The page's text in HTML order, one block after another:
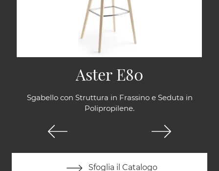
Sgabello con Struttura in Frassino e Seduta in
Polipropilene.
Sfoglia il Catalogo
Aster E80